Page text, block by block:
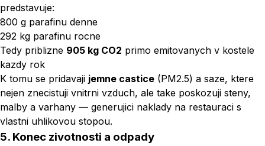
predstavuje:
800 g parafinu denne
292 kg parafinu rocne
Tedy priblizne 905 kg CO2 primo emitovanych v kostele
kazdy rok
K tomu se pridavaji jemne castice (PM2.5) a saze, ktere
nejen znecistuji vnitrni vzduch, ale take poskozuji steny,
malby a varhany — generujici naklady na restauraci s
vlastni uhlikovou stopou.
5. Konec zivotnosti a odpady